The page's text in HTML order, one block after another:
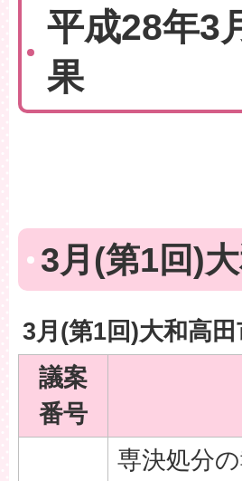
平成28年3
果
3月(第1回)
3月(第1回)大和高
議案
番号
専決処分